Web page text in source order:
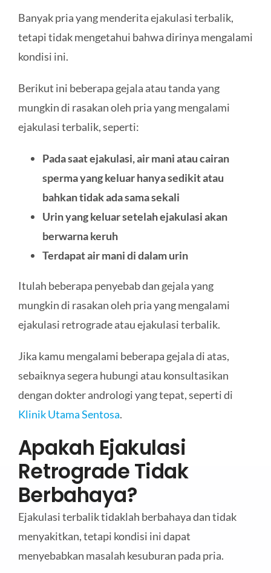
Banyak pria yang menderita ejakulasi terbalik,
tetapi tidak mengetahui bahwa dirinya mengalami
kondisi ini.
Berikut ini beberapa gejala atau tanda yang
mungkin di rasakan oleh pria yang mengalami
ejakulasi terbalik, seperti:
Pada saat ejakulasi, air mani atau cairan
sperma yang keluar hanya sedikit atau
bahkan tidak ada sama sekali
Urin yang keluar setelah ejakulasi akan
berwarna keruh
Terdapat air mani di dalam urin
Itulah beberapa penyebab dan gejala yang
mungkin di rasakan oleh pria yang mengalami
ejakulasi retrograde atau ejakulasi terbalik.
Jika kamu mengalami beberapa gejala di atas,
sebaiknya segera hubungi atau konsultasikan
dengan dokter andrologi yang tepat, seperti di
Klinik Utama Sentosa.
Apakah Ejakulasi
Retrograde Tidak
Berbahaya?
Ejakulasi terbalik tidaklah berbahaya dan tidak
menyakitkan, tetapi kondisi ini dapat
menyebabkan masalah kesuburan pada pria.